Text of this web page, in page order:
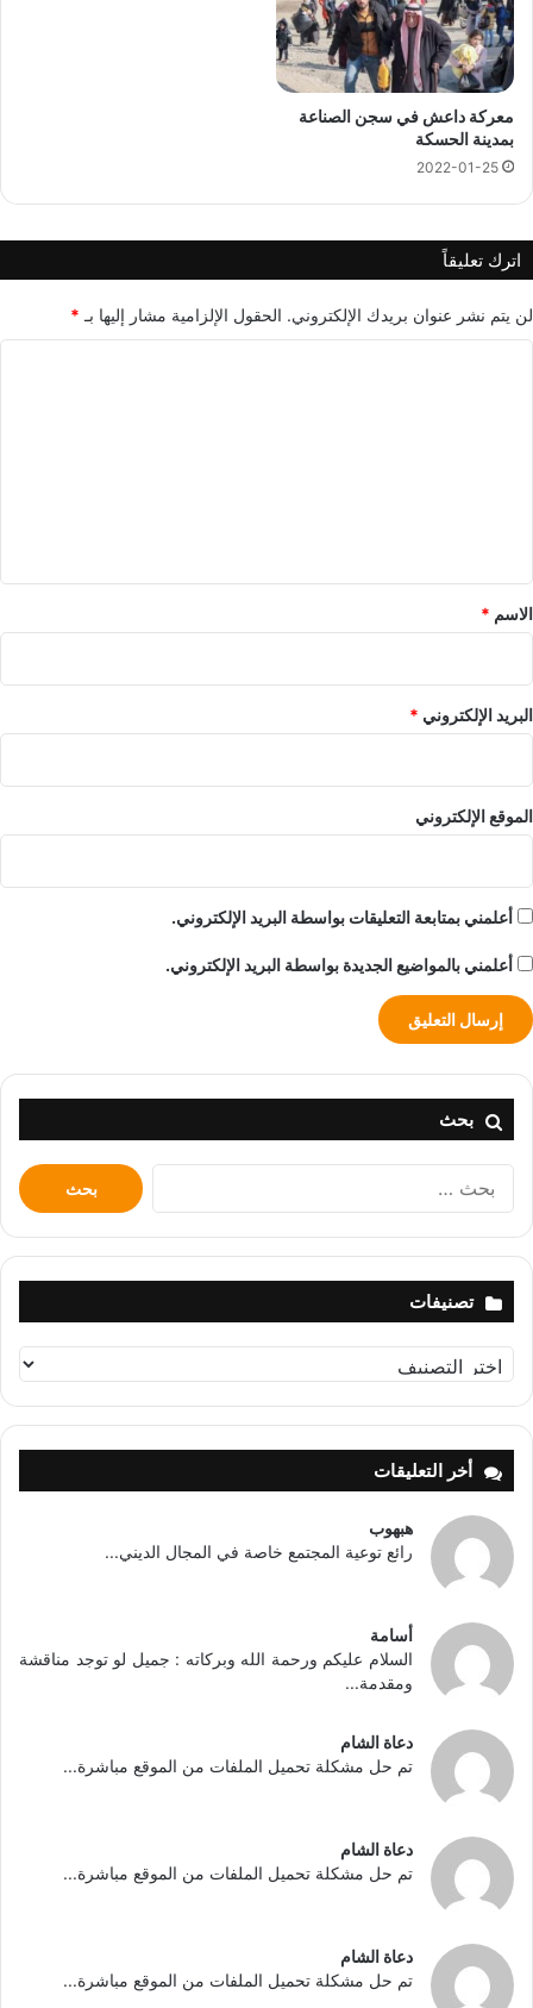
معركة داعش في سجن الصناعة
بمدينة الحسكة
2022-01-25
اترك تعليقاً
لن يتم نشر عنوان بريدك الإلكتروني. الحقول الإلزامية مشار إليها بـ *
*
الاسم *
البريد الإلكتروني *
الموقع الإلكتروني
أعلمني بمتابعة التعليقات بواسطة البريد الإلكتروني.
أعلمني بالمواضيع الجديدة بواسطة البريد الإلكتروني.
بحث
البحث
عن:
تصنيفات
تصنيفات
أخر التعليقات
هبهوب
رائع توعية المجتمع خاصة في المجال الديني...
أسامة
السلام عليكم ورحمة الله وبركاته : جميل لو توجد مناقشة
ومقدمة...
دعاة الشام
تم حل مشكلة تحميل الملفات من الموقع مباشرة...
دعاة الشام
تم حل مشكلة تحميل الملفات من الموقع مباشرة...
دعاة الشام
تم حل مشكلة تحميل الملفات من الموقع مباشرة...